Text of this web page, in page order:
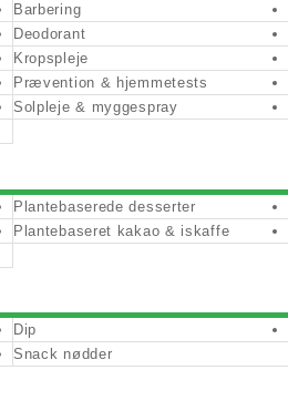
Barbering
Deodorant
Kropspleje
Prævention & hjemmetests
Solpleje & myggespray
Plantebaserede desserter
Plantebaseret kakao & iskaffe
Dip
Snack nødder